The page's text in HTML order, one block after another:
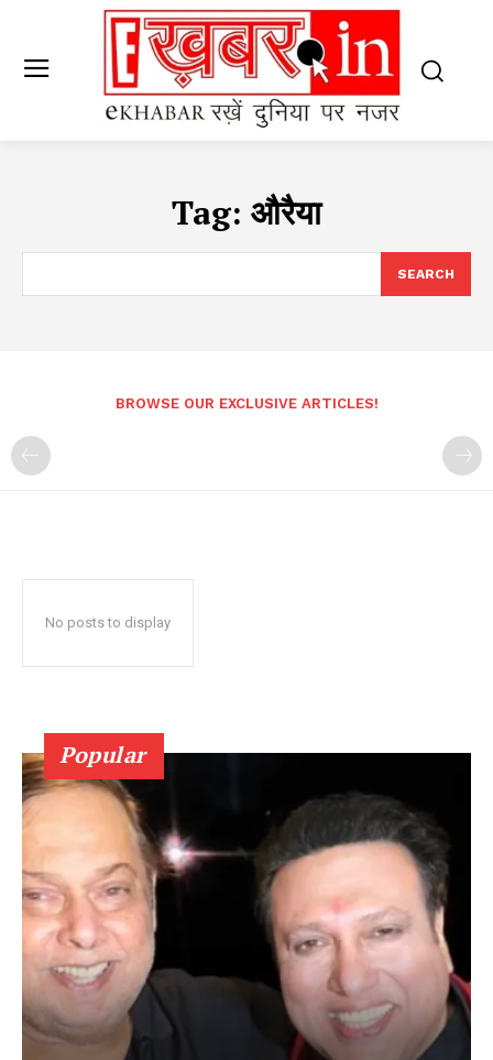
Tag: औरैया
SEARCH
BROWSE OUR EXCLUSIVE ARTICLES!
No posts to display
Popular